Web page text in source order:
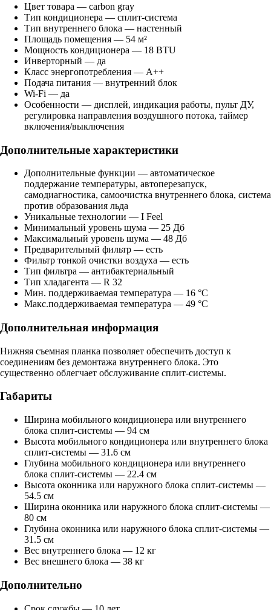
Цвет товара — carbon gray
Тип кондиционера — сплит-система
Тип внутреннего блока — настенный
Площадь помещения — 54 м²
Мощность кондиционера — 18 BTU
Инверторный — да
Класс энергопотребления — A++
Подача питания — внутренний блок
Wi-Fi — да
Особенности — дисплей, индикация работы, пульт ДУ,
регулировка направления воздушного потока, таймер
включения/выключения
Дополнительные характеристики
Дополнительные функции — автоматическое
поддержание температуры, автоперезапуск,
самодиагностика, самоочистка внутреннего блока, система
против образования льда
Уникальные технологии — I Feel
Минимальный уровень шума — 25 Дб
Максимальный уровень шума — 48 Дб
Предварительный фильтр — есть
Фильтр тонкой очистки воздуха — есть
Тип фильтра — антибактериальный
Тип хладагента — R 32
Мин. поддерживаемая температура — 16 °C
Макс.поддерживаемая температура — 49 °C
Дополнительная информация
Нижняя съемная планка позволяет обеспечить доступ к
соединениям без демонтажа внутреннего блока. Это
существенно облегчает обслуживание сплит-системы.
Габариты
Ширина мобильного кондиционера или внутреннего
блока сплит-системы — 94 см
Высота мобильного кондиционера или внутреннего блока
сплит-системы — 31.6 см
Глубина мобильного кондиционера или внутреннего
блока сплит-системы — 22.4 см
Высота оконника или наружного блока сплит-системы —
54.5 см
Ширина оконника или наружного блока сплит-системы —
80 см
Глубина оконника или наружного блока сплит-системы —
31.5 см
Вес внутреннего блока — 12 кг
Вес внешнего блока — 38 кг
Дополнительно